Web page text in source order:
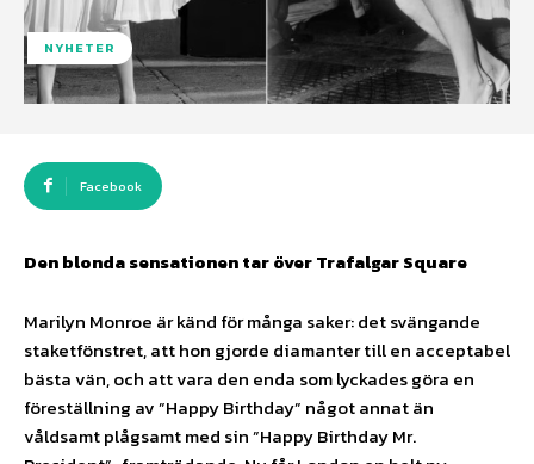
NYHETER
Facebook
Den blonda sensationen tar över Trafalgar Square
Marilyn Monroe är känd för många saker: det svängande
staketfönstret, att hon gjorde diamanter till en acceptabel
bästa vän, och att vara den enda som lyckades göra en
föreställning av ”Happy Birthday” något annat än
våldsamt plågsamt med sin ”Happy Birthday Mr.